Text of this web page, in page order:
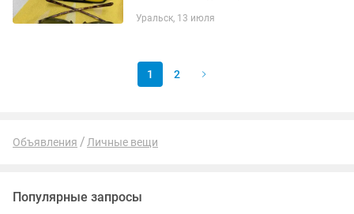
Уральск, 13 июля
1 2
Объявления Личные вещи
Популярные запросы